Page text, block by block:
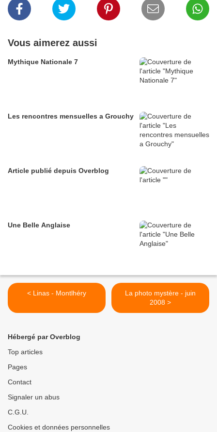
Vous aimerez aussi
Mythique Nationale 7
Les rencontres mensuelles a Grouchy
Article publié depuis Overblog
Une Belle Anglaise
< Linas - Montlhéry
La photo mystère - juin
2008 >
Hébergé par Overblog
Top articles
Pages
Contact
Signaler un abus
C.G.U.
Cookies et données personnelles